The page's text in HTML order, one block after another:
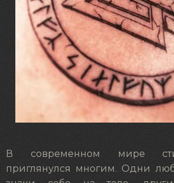
В современном мире
приглянулся многим. Одни